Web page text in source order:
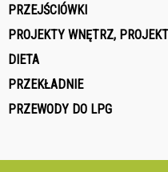
PRZEJŚCIÓWKI
PROJEKTY WNĘTRZ,
DIETA
PRZEKŁADNIE
PRZEWODY DO LPG